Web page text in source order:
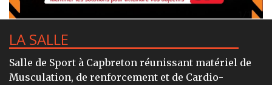
LA SALLE
Salle de Sport à Capbreton réunissant matériel de
Musculation, de renforcement et de Cardio-